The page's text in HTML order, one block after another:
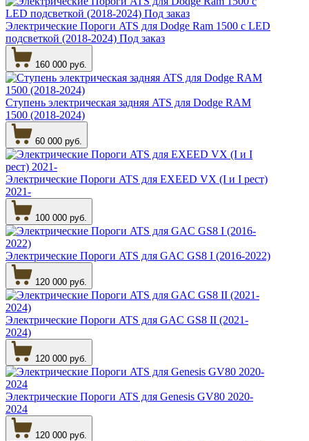
Электрические Пороги ATS для Dodge Ram 1500 c LED
подсветкой (2018-2024) Под заказ
160 000 руб.
Ступень электрическая задняя ATS для Dodge RAM
1500 (2018-2024)
60 000 руб.
Электрические Пороги ATS для EXEED VX (I и I рест)
2021-
100 000 руб.
Электрические Пороги ATS для GAC GS8 I (2016-2022)
120 000 руб.
Электрические Пороги ATS для GAC GS8 II (2021-
2024)
120 000 руб.
Электрические Пороги ATS для Genesis GV80 2020-
2024
120 000 руб.